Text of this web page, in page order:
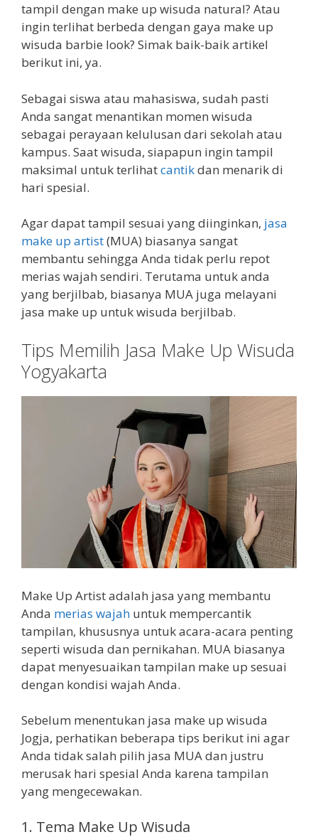
tampil dengan make up wisuda natural? Atau
ingin terlihat berbeda dengan gaya make up
wisuda barbie look? Simak baik-baik artikel
berikut ini, ya.
Sebagai siswa atau mahasiswa, sudah pasti
Anda sangat menantikan momen wisuda
sebagai perayaan kelulusan dari sekolah atau
kampus. Saat wisuda, siapapun ingin tampil
maksimal untuk terlihatcantikdan menarik di
hari spesial.
Agar dapat tampil sesuai yang diinginkan, jasa
make up artist(MUA) biasanya sangat
membantu sehingga Anda tidak perlu repot
merias wajah sendiri. Terutama untuk anda
yang berjilbab, biasanya MUA juga melayani
jasa make up untuk wisuda berjilbab.
Tips Memilih Jasa Make Up Wisuda
Yogyakarta
Make Up Artist adalah jasa yang membantu
Anda merias wajah untuk mempercantik
tampilan, khususnya untuk acara-acara penting
seperti wisuda dan pernikahan. MUA biasanya
dapat menyesuaikan tampilan make up sesuai
dengan kondisi wajah Anda.
Sebelum menentukan jasa make up wisuda
Jogja, perhatikan beberapa tips berikut ini agar
Anda tidak salah pilih jasa MUA dan justru
merusak hari spesial Anda karena tampilan
yang mengecewakan.
1. Tema Make Up Wisuda